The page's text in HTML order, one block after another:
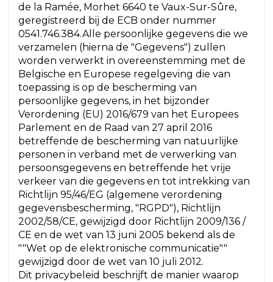
de la Ramée, Morhet 6640 te Vaux-Sur-Sûre,
geregistreerd bij de ECB onder nummer
0541.746.384.Alle persoonlijke gegevens die we
verzamelen (hierna de "Gegevens") zullen
worden verwerkt in overeenstemming met de
Belgische en Europese regelgeving die van
toepassing is op de bescherming van
persoonlijke gegevens, in het bijzonder
Verordening (EU) 2016/679 van het Europees
Parlement en de Raad van 27 april 2016
betreffende de bescherming van natuurlijke
personen in verband met de verwerking van
persoonsgegevens en betreffende het vrije
verkeer van die gegevens en tot intrekking van
Richtlijn 95/46/EG (algemene verordening
gegevensbescherming, "RGPD"), Richtlijn
2002/58/CE, gewijzigd door Richtlijn 2009/136 /
CE en de wet van 13 juni 2005 bekend als de
""Wet op de elektronische communicatie""
gewijzigd door de wet van 10 juli 2012.
Dit privacybeleid beschrijft de manier waarop